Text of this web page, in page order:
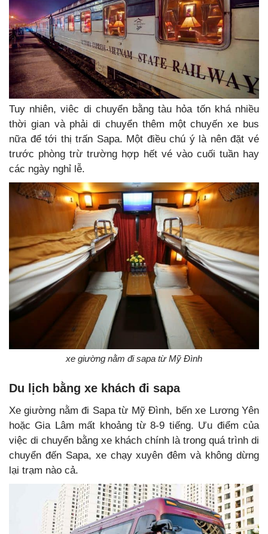
Tuy nhiên, viêc di chuyển bằng tàu hỏa tốn khá nhiều
thời gian và phải di chuyển thêm một chuyến xe bus
nữa để tới thị trấn Sapa. Một điều chú ý là nên đặt vé
trước phòng trừ trường hợp hết vé vào cuối tuần hay
các ngày nghỉ lễ.
xe giường nằm đi sapa từ Mỹ Đình
Du lịch bằng xe khách đi sapa
Xe giường nằm đi Sapa từ Mỹ Đình, bến xe Lương Yên
hoặc Gia Lâm mất khoảng từ 8-9 tiếng. Ưu điểm của
việc di chuyển bằng xe khách chính là trong quá trình di
chuyển đến Sapa, xe chạy xuyên đêm và không dừng
lại trạm nào cả.